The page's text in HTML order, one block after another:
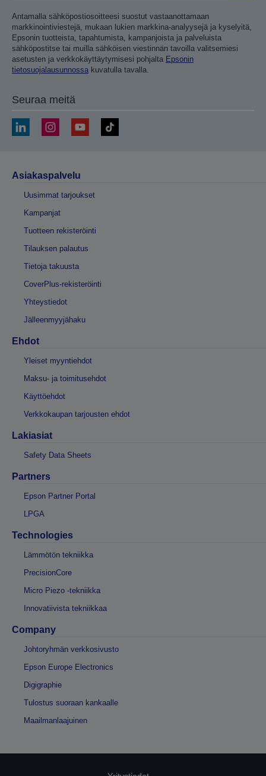
Antamalla sähköpostiosoitteesi suostut vastaanottamaan
markkinointiviestejä, mukaan lukien markkina-analyysejä ja kyselyitä,
Epsonin tuotteista, tapahtumista, kampanjoista ja palveluista
sähköpostitse tai muilla sähköisen viestinnän tavoilla valitsemiesi
asetusten ja verkkokäyttäytymisesi pohjalta Epsonin
tietosuojalausunnossa kuvatulla tavalla.
Seuraa meitä
Asiakaspalvelu
Uusimmat tarjoukset
Kampanjat
Tuotteen rekisteröinti
Tilauksen palautus
Tietoja takuusta
CoverPlus-rekisteröinti
Yhteystiedot
Jälleenmyyjähaku
Ehdot
Yleiset myyntiehdot
Maksu- ja toimitusehdot
Käyttöehdot
Verkkokaupan tarjousten ehdot
Lakiasiat
Safety Data Sheets
Partners
Epson Partner Portal
LPGA
Technologies
Lämmötön tekniikka
PrecisionCore
Micro Piezo -tekniikka
Innovatiivista tekniikkaa
Company
Johtoryhmän verkkosivusto
Epson Europe Electronics
Digigraphie
Tulostus suoraan kankaalle
Maailmanlaajuinen